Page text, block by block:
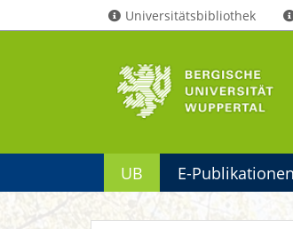
Universitätsbibliothek
UB E-Publikationen